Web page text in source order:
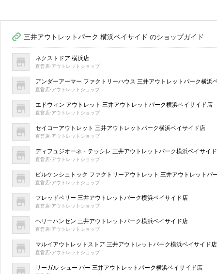
三井アウトレットパーク 横浜ベイサイド のショップガイド
ネクストドア 横浜店
直営店·アウトレットショップ
アンダーアーマー ファクトリーハウス 三井アウトレットパーク横浜
直営店·アウトレットショップ
エドウィン アウトレット 三井アウトレットパーク横浜ベイサイド店
直営店·アウトレットショップ
セイコーアウトレット 三井アウトレットパーク横浜ベイサイド店
直営店·アウトレットショップ
ディフュジオーネ・テッシレ 三井アウトレットパーク横浜ベイサイ
直営店·アウトレットショップ
ビルケンシュトック ファクトリーアウトレット 三井アウトレットパ
直営店·アウトレットショップ
フレッドペリー 三井アウトレットパーク横浜ベイサイド店
直営店·アウトレットショップ
ヘリーハンセン 三井アウトレットパーク横浜ベイサイド店
直営店·アウトレットショップ
マルイアウトレットストア 三井アウトレットパーク横浜ベイサイド店
直営店·アウトレットショップ
リーガル シュー バー 三井アウトレットパーク横浜ベイサイド店